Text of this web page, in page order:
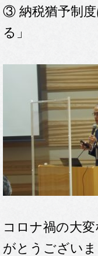
③ 納税猶予制
る」
コロナ禍の大
がとうござい